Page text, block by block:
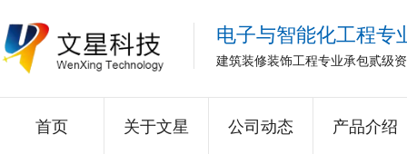
电子与智能化工程专
建筑装修装饰工程专业承包贰级
首页 关于文星 公司动态 产品介绍